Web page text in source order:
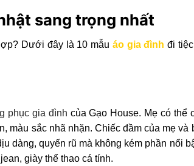
sang trọng nhất
Dưới đây là 10 mẫu áo gia đình đi
phục gia đình của Gạo House. Mẹ có thể
màu sắc nhã nhặn. Chiếc đầm của mẹ và
dàng, quyến rũ mà không kém phần nổi
giày thể thao cá tính.